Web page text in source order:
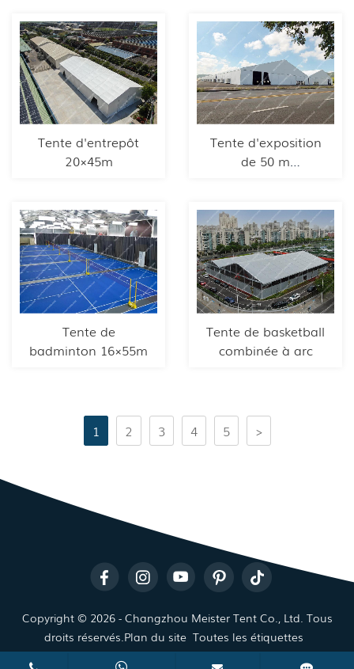
Tente d'entrepôt
20×45m
Tente d'exposition
de 50 m
Tente de
badminton 16×55m
Tente de basketball
combinée à arc
1 2 3 4 5 >
Copyright © 2026 - Changzhou Meister Tent Co., Ltd. Tous
droits réservés. Plan du site Toutes les étiquettes